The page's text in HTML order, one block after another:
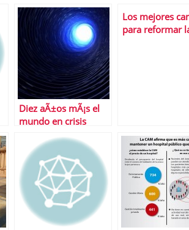
a las lecciones
Diez aÃ±os mÃ¡s el
mundo en crisis
Los mejores
para reformar